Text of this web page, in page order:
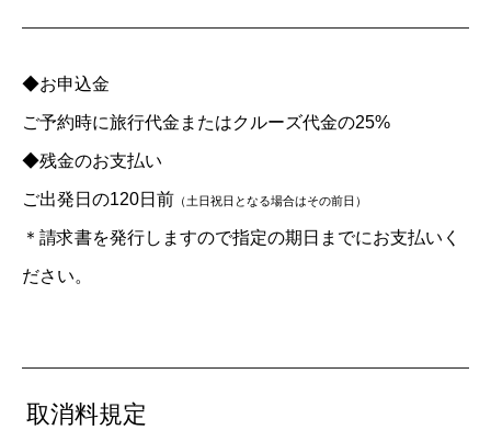
◆お申込金
ご予約時に旅行代金またはクルーズ代金の25%
◆残金のお支払い
ご出発日の120日前 （土日祝日となる場合はその前日）
＊請求書を発行しますので指定の期日までにお支払いく
ださい。
取消料規定